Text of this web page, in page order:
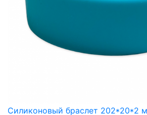
Силиконовый браслет 202*20*2